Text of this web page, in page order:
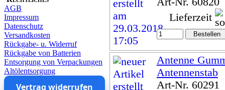
AGB
Impressum
Datenschutz
Versandkosten
Rückgabe- u. Widerruf
Rückgabe von Batterien
Entsorgung von Verpackungen
Altölentsorgung
Vertrag widerrufen
Lieferzeit
Antenne
Antennenstab
Art-Nr. 60291